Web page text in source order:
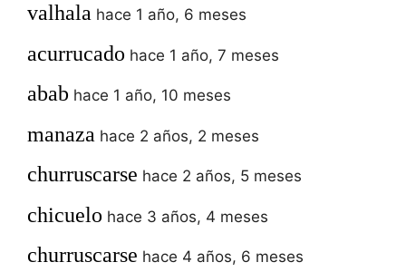
valhala hace 1 año, 6 meses
acurrucado hace 1 año, 7 meses
abab hace 1 año, 10 meses
manaza hace 2 años, 2 meses
churruscarse hace 2 años, 5 meses
chicuelo hace 3 años, 4 meses
churruscarse hace 4 años, 6 meses